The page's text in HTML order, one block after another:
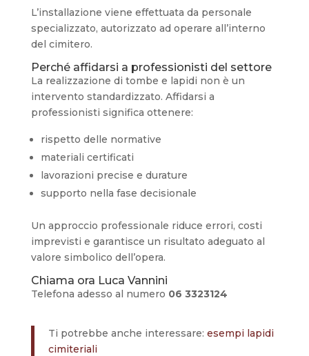
L’installazione viene effettuata da personale
specializzato, autorizzato ad operare all’interno
del cimitero.
Perché affidarsi a professionisti del settore
La realizzazione di tombe e lapidi non è un
intervento standardizzato. Affidarsi a
professionisti significa ottenere:
rispetto delle normative
materiali certificati
lavorazioni precise e durature
supporto nella fase decisionale
Un approccio professionale riduce errori, costi
imprevisti e garantisce un risultato adeguato al
valore simbolico dell’opera.
Chiama ora Luca Vannini
Telefona adesso al numero 06 3323124
Ti potrebbe anche interessare: esempi lapidi
cimiteriali